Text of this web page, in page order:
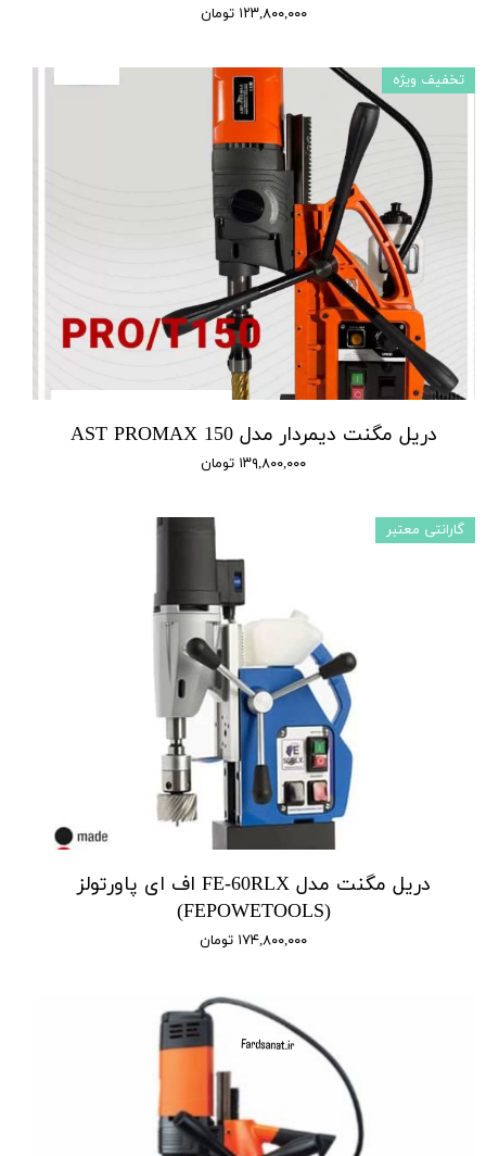
۱۲۳,۸۰۰,۰۰۰ تومان
دریل مگنت دیمردار مدل AST PROMAX 150
۱۳۹,۸۰۰,۰۰۰ تومان
تخفیف ویژه
دریل مگنت مدل FE-60RLX اف ای پاورتولز
(FEPOWETOOLS)
۱۷۴,۸۰۰,۰۰۰ تومان
گارانتی معتبر